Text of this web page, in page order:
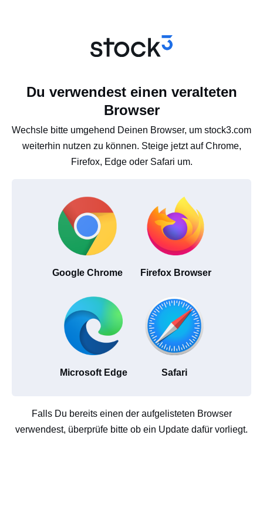
Du verwendest einen veralteten
Browser
Wechsle bitte umgehend Deinen Browser, um stock3.com
weiterhin nutzen zu können. Steige jetzt auf Chrome,
Firefox, Edge oder Safari um.
Google Chrome Firefox Browser
Microsoft Edge Safari
Falls Du bereits einen der aufgelisteten Browser
verwendest, überprüfe bitte ob ein Update dafür vorliegt.